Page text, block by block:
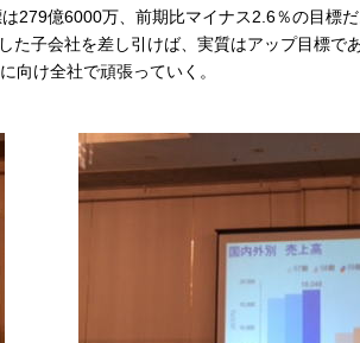
279億6000万、前期比マイナス2.6％の目標
た子会社を差し引けば、実質はアップ目標で
向け全社で頑張っていく。